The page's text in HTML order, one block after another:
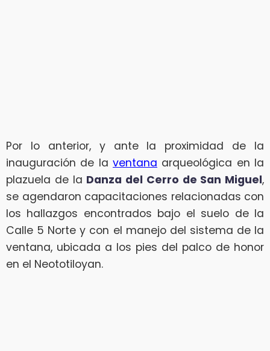
Por lo anterior, y ante la proximidad de la
inauguración de la ventana arqueológica en la
plazuela de la Danza del Cerro de San Miguel,
se agendaron capacitaciones relacionadas con
los hallazgos encontrados bajo el suelo de la
Calle 5 Norte y con el manejo del sistema de la
ventana, ubicada a los pies del palco de honor
en el Neototiloyan.